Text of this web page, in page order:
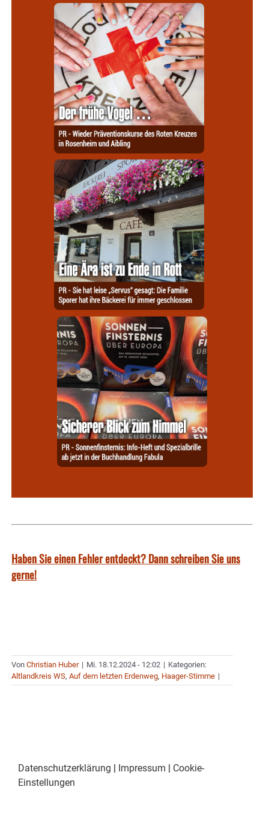
Haben Sie einen Fehler entdeckt? Dann schreiben Sie uns
gerne!
Von Christian Huber | Mi. 18.12.2024 - 12:02 | Kategorien:
Altlandkreis WS, Auf dem letzten Erdenweg, Haager-Stimme |
Datenschutzerklärung | Impressum | Cookie-
Einstellungen